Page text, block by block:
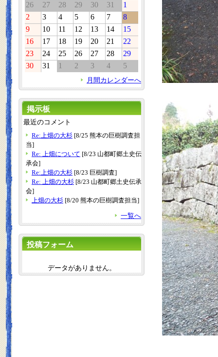
26
27 28 29 30 31
1
2
3 4 5 6 7
8
9
10 11 12 13 14
15
16
17 18 19 20 21
22
23
24 25 26 27 28
29
30
31 1 2 3 4 5
月間カレンダーへ
掲示板
最近のコメント
Re:上畑の大杉 [8/25 熊本の巨樹調査担
当]
Re: 上畑について [8/23 山都町郷土史伝
承会]
Re:上畑の大杉 [8/23 巨樹調査]
Re: 上畑の大杉 [8/23 山都町郷土史伝承
会]
上畑の大杉 [8/20 熊本の巨樹調査担当]
一覧へ
投稿フォーム
データがありません。